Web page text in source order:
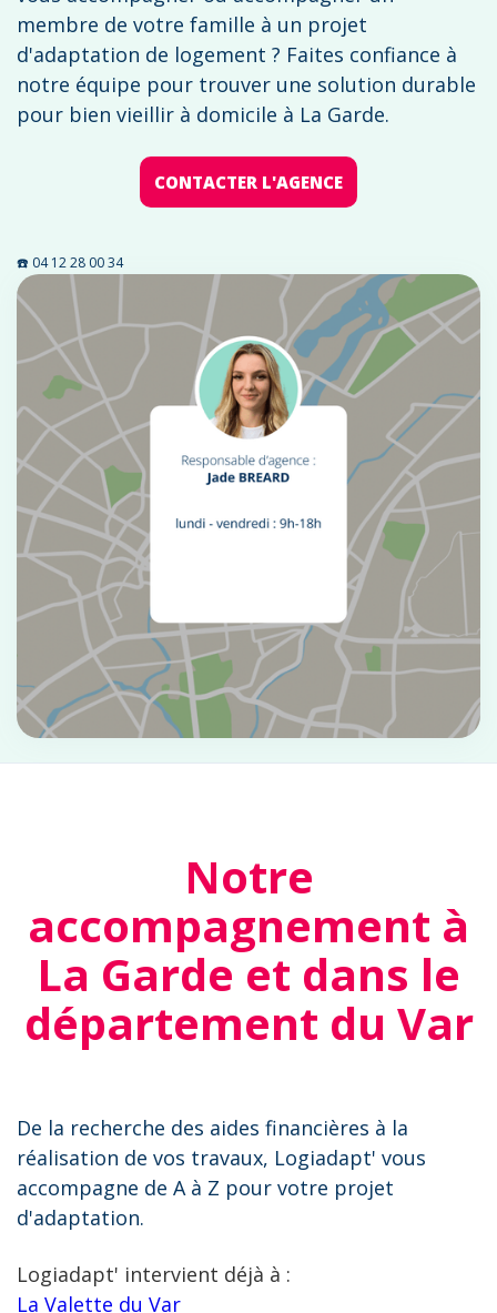
membre de votre famille à un projet
d'adaptation de logement ? Faites confiance à
notre équipe pour trouver une solution durable
pour bien vieillir à domicile à La Garde.
CONTACTER L'AGENCE
☎️ 04 12 28 00 34
Notre
accompagnement à
La Garde et dans le
département du Var
De la recherche des aides financières à la
réalisation de vos travaux, Logiadapt' vous
accompagne de A à Z pour votre projet
d'adaptation.
Logiadapt' intervient déjà à :
La Valette du Var